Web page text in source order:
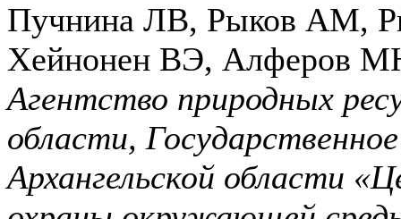
Пучнина ЛВ, Рыков АМ,
Хейнонен ВЭ, Алферов
Агентство природных
области,
Архангельской области